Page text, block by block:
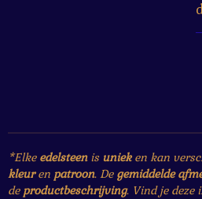
*Elke edelsteenis unieken kan
kleuren patroon. De gemiddelde
de productbeschrijving. Vind je deze